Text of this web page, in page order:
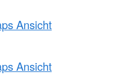
Ansicht
Ansicht